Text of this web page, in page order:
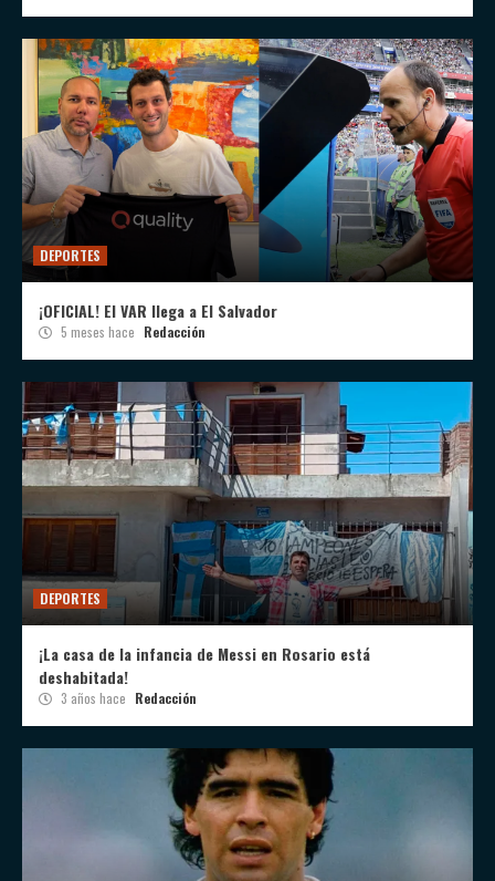
DEPORTES
¡OFICIAL! El VAR llega a El Salvador
5 meses hace Redacción
DEPORTES
¡La casa de la infancia de Messi en Rosario está
deshabitada!
3 años hace Redacción